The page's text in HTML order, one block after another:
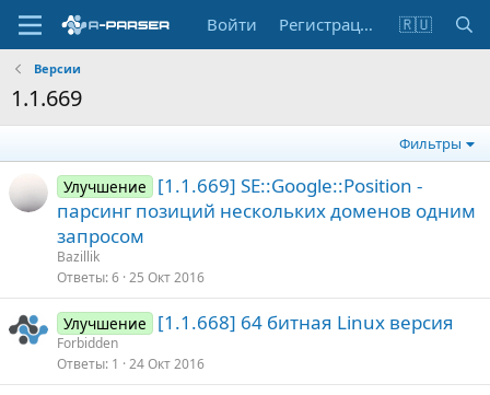
Войти Регистрация 🇷🇺
Версии
1.1.669
Фильтры
Улучшение
[1.1.669] SE::Google::Position -
парсинг позиций нескольких доменов одним
запросом
Bazillik
Ответы 6 25 Окт 2016
Улучшение [1.1.668] 64 битная Linux версия
Forbidden
Ответы 1 24 Окт 2016